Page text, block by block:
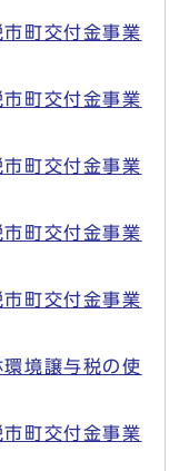
町交付金事業
町交付金事業
町交付金事業
町交付金事業
町交付金事業
境譲与税の使
町交付金事業